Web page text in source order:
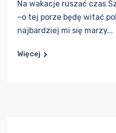
Na wakacje ruszać czas
–o tej porze będę witać
najbardziej mi się marzy...
Więcej